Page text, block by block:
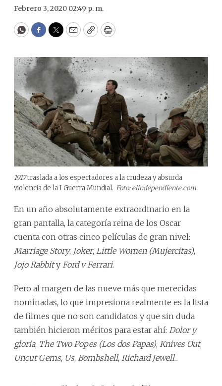
Febrero 3, 2020 02:49 p. m.
WhatsApp
Facebook
Twitter
EmailCopyPrint
1917traslada a los espectadores a la crudeza y absurda
violencia de la I Guerra Mundial. Foto: elindependiente.com
En un año absolutamente extraordinario en la
gran pantalla, la categoría reina de los Oscar
cuenta con otras cinco películas de gran nivel:
Marriage Story, Joker, Little Women (Mujercitas),
Jojo Rabbity Ford v Ferrari.
Pero al margen de las nueve más que merecidas
nominadas, lo que impresiona realmente es la lista
de filmes que no son candidatos y que sin duda
también hicieron méritos para estar ahí: Dolor y
gloria, The Two Popes (Los dos Papas), Knives Out,
Uncut Gems, Us, Bombshell, Richard Jewell...